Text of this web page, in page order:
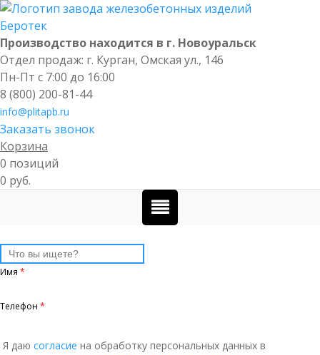
Производство находится в г. Новоуральск
Отдел продаж: г. Курган, Омская ул., 146
Пн-Пт с 7:00 до 16:00
8 (800) 200-81-44
info@plitapb.ru
Заказать звонок
Корзина
0 позиций
0 руб.
Имя *
Телефон *
Я даю согласие на обработку персональных данных в